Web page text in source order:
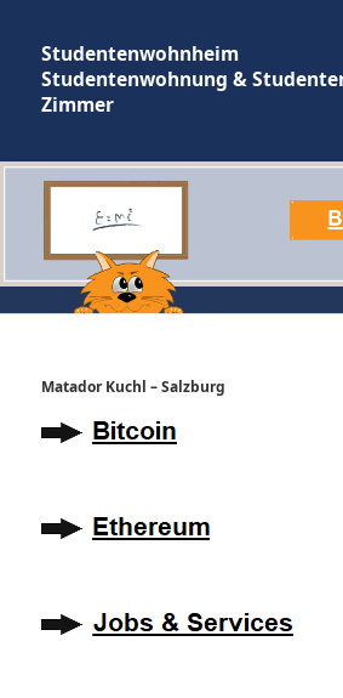
Studentenwohnheim
Studentenwohnung &
Zimmer
Matador Kuchl – Salzburg